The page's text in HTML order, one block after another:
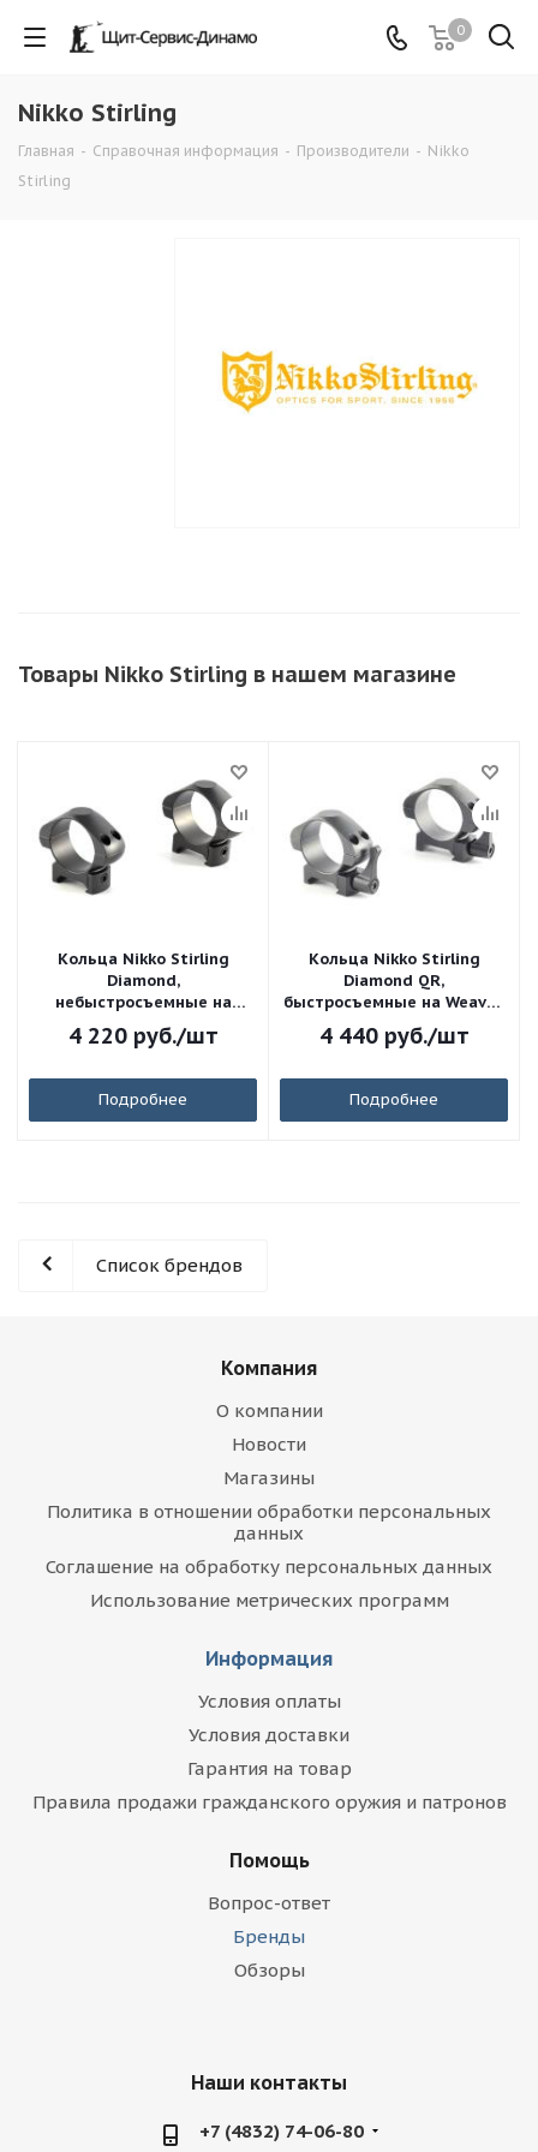
0
Nikko Stirling
Главная - Справочная информация - Производители - Nikko
Stirling
Товары Nikko Stirling в нашем магазине
Кольца Nikko Stirling
Diamond,
небыстросъемные на
Weaver, 30мм, низкие, сталь
NSM30WL
4 220руб./шт
Подробнее
Кольца Nikko Stirling
Diamond QR,
быстросъемные на Weaver,
30мм, низкие, сталь
NSMQR30WL
4 440руб./шт
Подробнее
Список брендов
Компания
О компании
Новости
Магазины
Политика в отношении обработки персональных
данных
Соглашение на обработку персональных данных
Использование метрических программ
Информация
Условия оплаты
Условия доставки
Гарантия на товар
Правила продажи гражданского оружия и патронов
Помощь
Вопрос-ответ
Бренды
Обзоры
Наши контакты
+7 (4832) 74-06-80